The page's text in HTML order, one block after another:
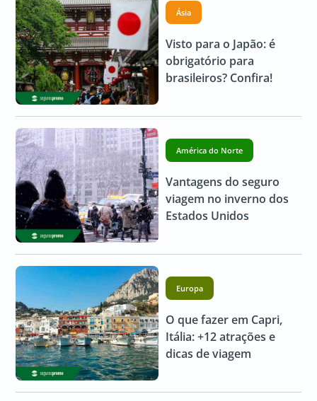
Ásia
Visto para o Japão: é
obrigatório para
brasileiros? Confira!
América do Norte
Vantagens do seguro
viagem no inverno dos
Estados Unidos
Europa
O que fazer em Capri,
Itália: +12 atrações e
dicas de viagem